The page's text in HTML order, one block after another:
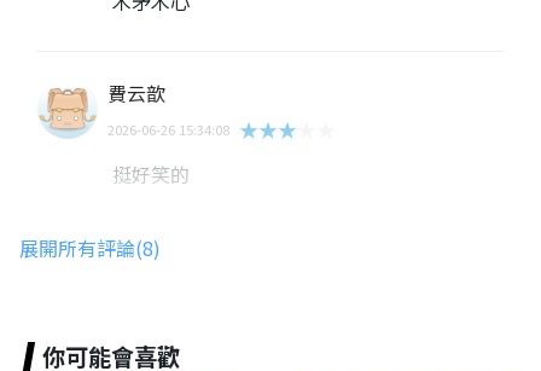
費云歆
2026-06-26 15:34:08 ★★★★★
挺好笑的
張心澄
676676766767667676767676766767
展開所有評論(8)
你可能會喜歡